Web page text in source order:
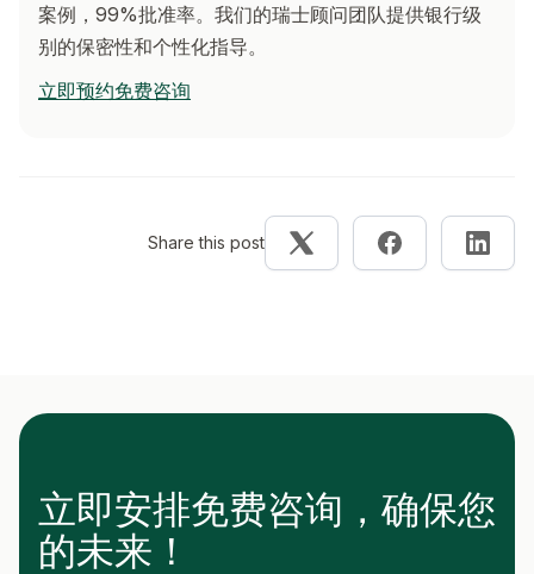
案例，99%批准率。我们的瑞士顾问团队提供银行级
别的保密性和个性化指导。
立即预约免费咨询
Share this post
立即安排免费咨询，确保您
的未来！